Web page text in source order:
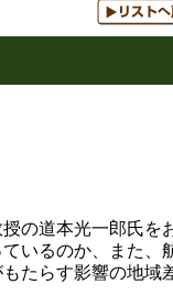
の道本光一郎氏を
いるのか、また、
たらす影響の地域